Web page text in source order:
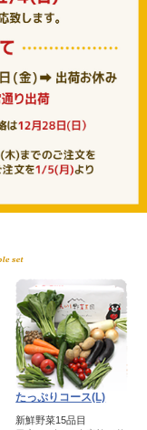
たっぷりコース(L)
新鮮野菜15品目